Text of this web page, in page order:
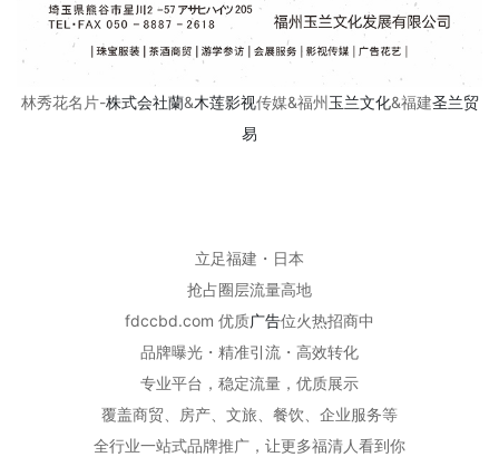
林秀花名片-株式会社蘭&木莲影视传媒&福州玉兰文化&福建圣兰贸
易
立足福建・日本
抢占圈层流量高地
fdccbd.com 优质广告位火热招商中
品牌曝光・精准引流・高效转化
专业平台，稳定流量，优质展示
覆盖商贸、房产、文旅、餐饮、企业服务等
全行业一站式品牌推广，让更多福清人看到你